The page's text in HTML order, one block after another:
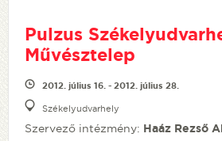
Pulzus
Művésztelep
2012. július 16. - 2012. július 28.
Székelyudvarhely
Szervező intézmény: Haáz Rezső